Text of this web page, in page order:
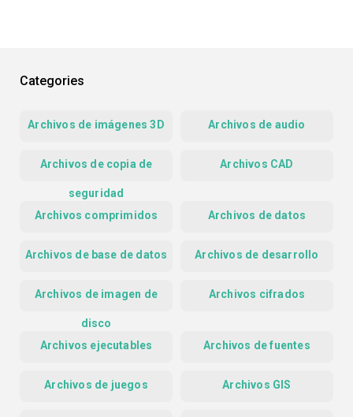
Categories
Archivos de imágenes 3D Archivos de audio
Archivos de copia de
seguridad
Archivos CAD
Archivos comprimidos Archivos de datos
Archivos de base de datos Archivos de desarrollo
Archivos de imagen de
disco
Archivos cifrados
Archivos ejecutables Archivos de fuentes
Archivos de juegos Archivos GIS